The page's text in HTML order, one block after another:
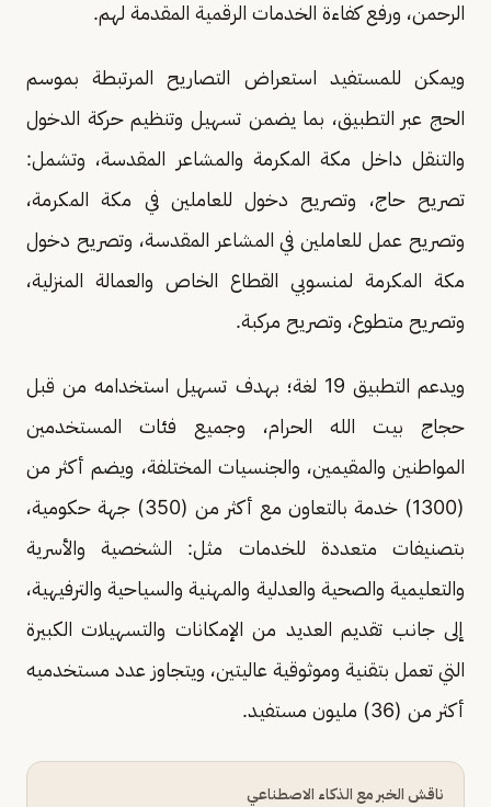
الرحمن، ورفع كفاءة الخدمات الرقمية المقدمة لهم.
ويمكن للمستفيد استعراض التصاريح المرتبطة بموسم
الحج عبر التطبيق، بما يضمن تسهيل وتنظيم حركة الدخول
والتنقل داخل مكة المكرمة والمشاعر المقدسة، وتشمل:
تصريح حاج، وتصريح دخول للعاملين في مكة المكرمة،
وتصريح عمل للعاملين في المشاعر المقدسة، وتصريح دخول
مكة المكرمة لمنسوبي القطاع الخاص والعمالة المنزلية،
وتصريح متطوع، وتصريح مركبة.
ويدعم التطبيق 19 لغة؛ بهدف تسهيل استخدامه من قبل
حجاج بيت الله الحرام، وجميع فئات المستخدمين
المواطنين والمقيمين، والجنسيات المختلفة، ويضم أكثر من
(1300) خدمة بالتعاون مع أكثر من (350) جهة حكومية،
بتصنيفات متعددة للخدمات مثل: الشخصية والأسرية
والتعليمية والصحية والعدلية والمهنية والسياحية والترفيهية،
إلى جانب تقديم العديد من الإمكانات والتسهيلات الكبيرة
التي تعمل بتقنية وموثوقية عاليتين، ويتجاوز عدد مستخدميه
أكثر من (36) مليون مستفيد.
ناقش الخبر مع الذكاء الاصطناعي